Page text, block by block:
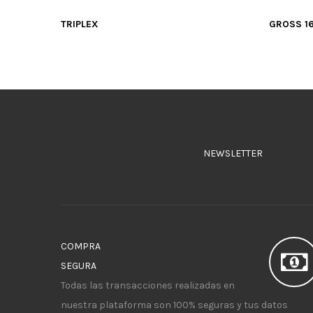
TRIPLEX GROSS
NEWSLETTER
COMPRA
SEGURA
Todas las transacciones realizadas en
nuestra plataforma son 100% seguras y tus datos